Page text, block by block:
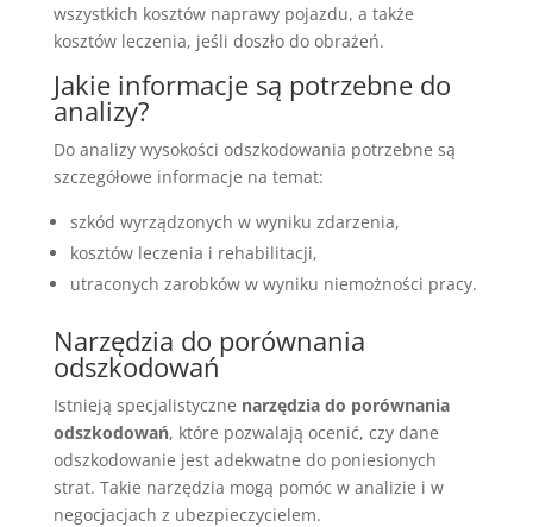
wszystkich kosztów naprawy pojazdu, a także
kosztów leczenia, jeśli doszło do obrażeń.
Jakie informacje są potrzebne do
analizy?
Do analizy wysokości odszkodowania potrzebne są
szczegółowe informacje na temat:
szkód wyrządzonych w wyniku zdarzenia,
kosztów leczenia i rehabilitacji,
utraconych zarobków w wyniku niemożności pracy.
Narzędzia do porównania
odszkodowań
Istnieją specjalistyczne narzędzia do porównania
odszkodowań, które pozwalają ocenić, czy dane
odszkodowanie jest adekwatne do poniesionych
strat. Takie narzędzia mogą pomóc w analizie i w
negocjacjach z ubezpieczycielem.